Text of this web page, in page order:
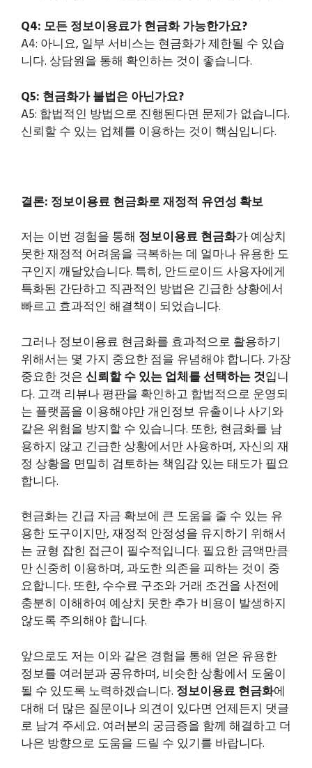
Q4: 모든 정보이용료가 현금화 가능한가요?
A4: 아니요, 일부 서비스는 현금화가 제한될 수 있습
니다. 상담원을 통해 확인하는 것이 좋습니다.
Q5: 현금화가 불법은 아닌가요?
A5: 합법적인 방법으로 진행된다면 문제가 없습니다.
신뢰할 수 있는 업체를 이용하는 것이 핵심입니다.
결론: 정보이용료 현금화로 재정적 유연성 확보
저는 이번 경험을 통해 정보이용료 현금화가 예상치
못한 재정적 어려움을 극복하는 데 얼마나 유용한 도
구인지 깨달았습니다. 특히, 안드로이드 사용자에게
특화된 간단하고 직관적인 방법은 긴급한 상황에서
빠르고 효과적인 해결책이 되었습니다.
그러나 정보이용료 현금화를 효과적으로 활용하기
위해서는 몇 가지 중요한 점을 유념해야 합니다. 가장
중요한 것은 신뢰할 수 있는 업체를 선택하는 것입니
다. 고객 리뷰나 평판을 확인하고 합법적으로 운영되
는 플랫폼을 이용해야만 개인정보 유출이나 사기와
같은 위험을 방지할 수 있습니다. 또한, 현금화를 남
용하지 않고 긴급한 상황에서만 사용하며, 자신의 재
정 상황을 면밀히 검토하는 책임감 있는 태도가 필요
합니다.
현금화는 긴급 자금 확보에 큰 도움을 줄 수 있는 유
용한 도구이지만, 재정적 안정성을 유지하기 위해서
는 균형 잡힌 접근이 필수적입니다. 필요한 금액만큼
만 신중히 이용하며, 과도한 의존을 피하는 것이 중
요합니다. 또한, 수수료 구조와 거래 조건을 사전에
충분히 이해하여 예상치 못한 추가 비용이 발생하지
않도록 주의해야 합니다.
앞으로도 저는 이와 같은 경험을 통해 얻은 유용한
정보를 여러분과 공유하며, 비슷한 상황에서 도움이
될 수 있도록 노력하겠습니다. 정보이용료 현금화에
대해 더 많은 질문이나 의견이 있다면 언제든지 댓글
로 남겨 주세요. 여러분의 궁금증을 함께 해결하고 더
나은 방향으로 도움을 드릴 수 있기를 바랍니다.